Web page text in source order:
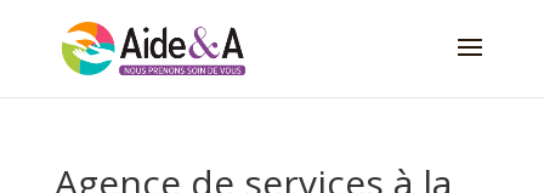
Agence de services à la